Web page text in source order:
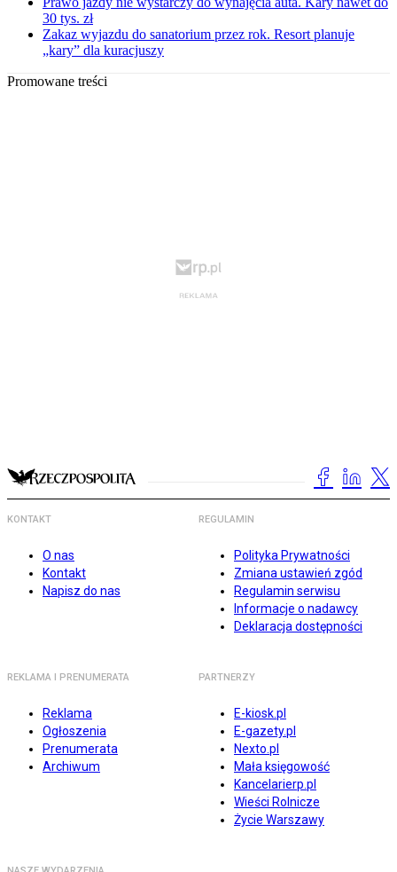
30 tys. zł
Zakaz wyjazdu do sanatorium przez rok. Resort planuje
„kary” dla kuracjuszy
Promowane treści
KONTAKT
O nas
Kontakt
Napisz do nas
REGULAMIN
Polityka Prywatności
Zmiana ustawień zgód
Regulamin serwisu
Informacje o nadawcy
Deklaracja dostępności
REKLAMA I PRENUMERATA
Reklama
Ogłoszenia
Prenumerata
Archiwum
PARTNERZY
E-kiosk.pl
E-gazety.pl
Nexto.pl
Mała księgowość
Kancelarierp.pl
Wieści Rolnicze
Życie Warszawy